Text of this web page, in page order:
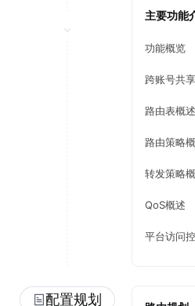
主要功能
功能概览
跨账号共
路由表概述
路由策略
转发策略
QoS概述
平台访问
配置规划